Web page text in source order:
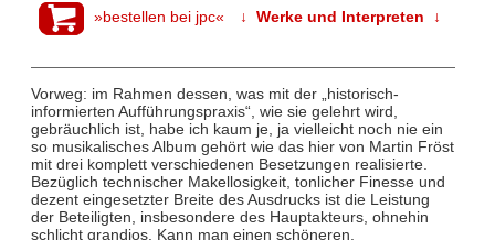
»bestellen bei jpc« ↓ Werke und Interpreten ↓
Vorweg: im Rahmen dessen, was mit der „historisch-
informierten Aufführungspraxis“, wie sie gelehrt wird,
gebräuchlich ist, habe ich kaum je, ja vielleicht noch nie ein
so musikalisches Album gehört wie das hier von Martin Fröst
mit drei komplett verschiedenen Besetzungen realisierte.
Bezüglich technischer Makellosigkeit, tonlicher Finesse und
dezent eingesetzter Breite des Ausdrucks ist die Leistung
der Beteiligten, insbesondere des Hauptakteurs, ohnehin
schlicht grandios. Kann man einen schöneren,